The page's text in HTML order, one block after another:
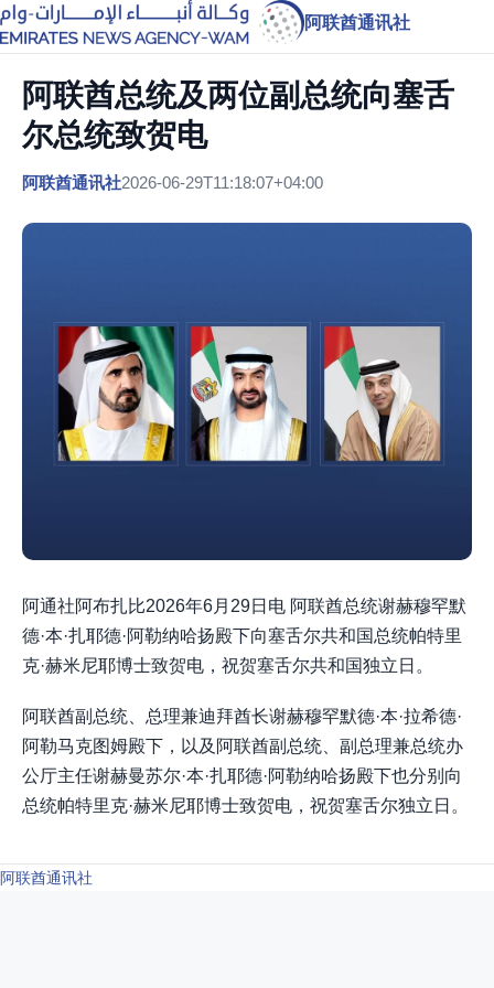
阿联酋通讯社
阿联酋总统及两位副总统向塞舌
尔总统致贺电
阿联酋通讯社2026-06-29T11:18:07+04:00
阿通社阿布扎比2026年6月29日电 阿联酋总统谢赫穆罕默
德·本·扎耶德·阿勒纳哈扬殿下向塞舌尔共和国总统帕特里
克·赫米尼耶博士致贺电，祝贺塞舌尔共和国独立日。
阿联酋副总统、总理兼迪拜酋长谢赫穆罕默德·本·拉希德·
阿勒马克图姆殿下，以及阿联酋副总统、副总理兼总统办
公厅主任谢赫曼苏尔·本·扎耶德·阿勒纳哈扬殿下也分别向
总统帕特里克·赫米尼耶博士致贺电，祝贺塞舌尔独立日。
阿联酋通讯社